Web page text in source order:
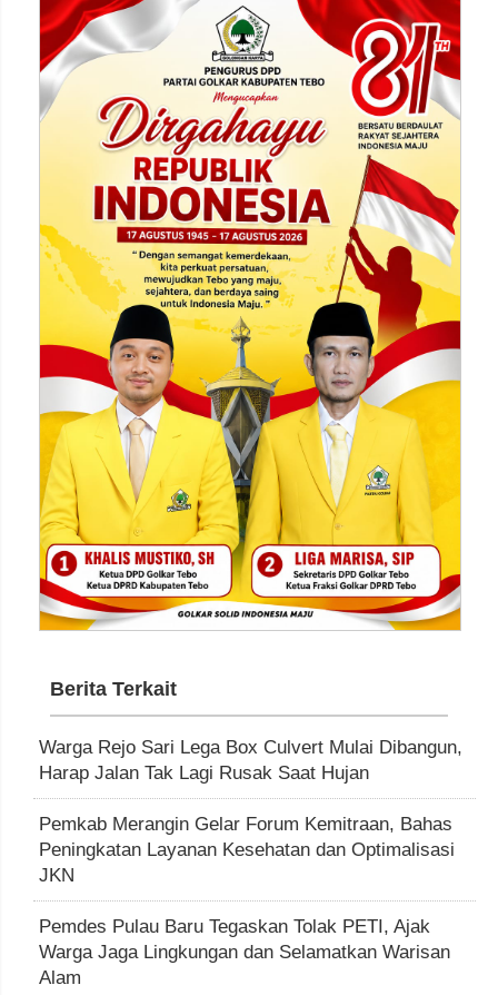
Berita Terkait
Warga Rejo Sari Lega Box Culvert Mulai Dibangun,
Harap Jalan Tak Lagi Rusak Saat Hujan
Pemkab Merangin Gelar Forum Kemitraan, Bahas
Peningkatan Layanan Kesehatan dan Optimalisasi
JKN
Pemdes Pulau Baru Tegaskan Tolak PETI, Ajak
Warga Jaga Lingkungan dan Selamatkan Warisan
Alam